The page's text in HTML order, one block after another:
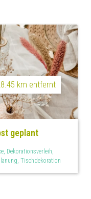
km entfernt
geplant
Dekorationsverleih,
Tischdekoration